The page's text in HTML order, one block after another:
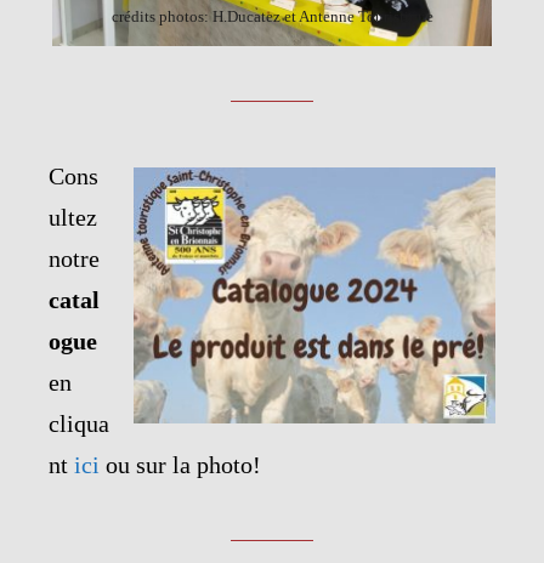
crédits photos: H.Ducatez et Antenne Touristique
Cons
ultez
notre
catal
ogue
en
cliqua
nt ici ou sur la photo!